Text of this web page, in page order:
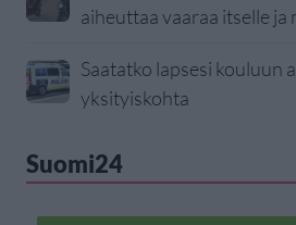
aiheuttaa vaaraa itselle ja
Saatatko lapsesi kouluun
yksityiskohta
Suomi24